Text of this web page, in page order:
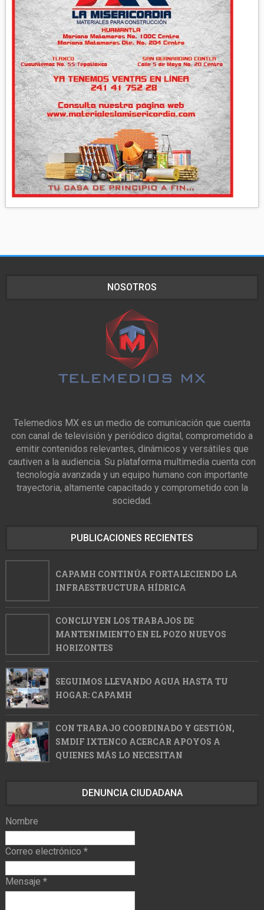
NOSOTROS
Telemedios MX es un medio de comunicación que cuenta
con canal de televisión y periódico digital, comprometido a
emitir contenidos relevantes, dinámicos y versátiles que
cautiven a la audiencia. Su plataforma multimedia cuenta con
tecnología avanzada y un equipo humano con importante
trayectoria, altamente capacitado y comprometido con la
sociedad.
PUBLICACIONES RECIENTES
CAPAMH CONTINÚA FORTALECIENDO LA
INFRAESTRUCTURA HÍDRICA
CONCLUYEN LOS TRABAJOS DE
MANTENIMIENTO EN EL POZO NUEVOS
HORIZONTES
SEGUIMOS LLEVANDO AGUA HASTA TU
HOGAR: CAPAMH
CON TRABAJO COORDINADO Y GESTIÓN,
SMDIF IXTENCO ACERCAR APOYOS A
QUIENES MÁS LO NECESITAN
DENUNCIA CIUDADANA
Nombre
Correo electrónico *
Mensaje *